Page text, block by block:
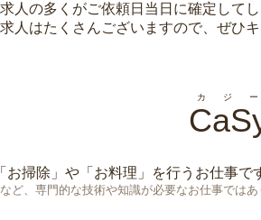
求人の多くがご依頼日当日に確定して
求人はたくさんございますので、ぜひ
カジー
お掃除 」や「 お料理 」を行うお仕事で
ど、専門的な技術や知識が必要なお仕事ではあ